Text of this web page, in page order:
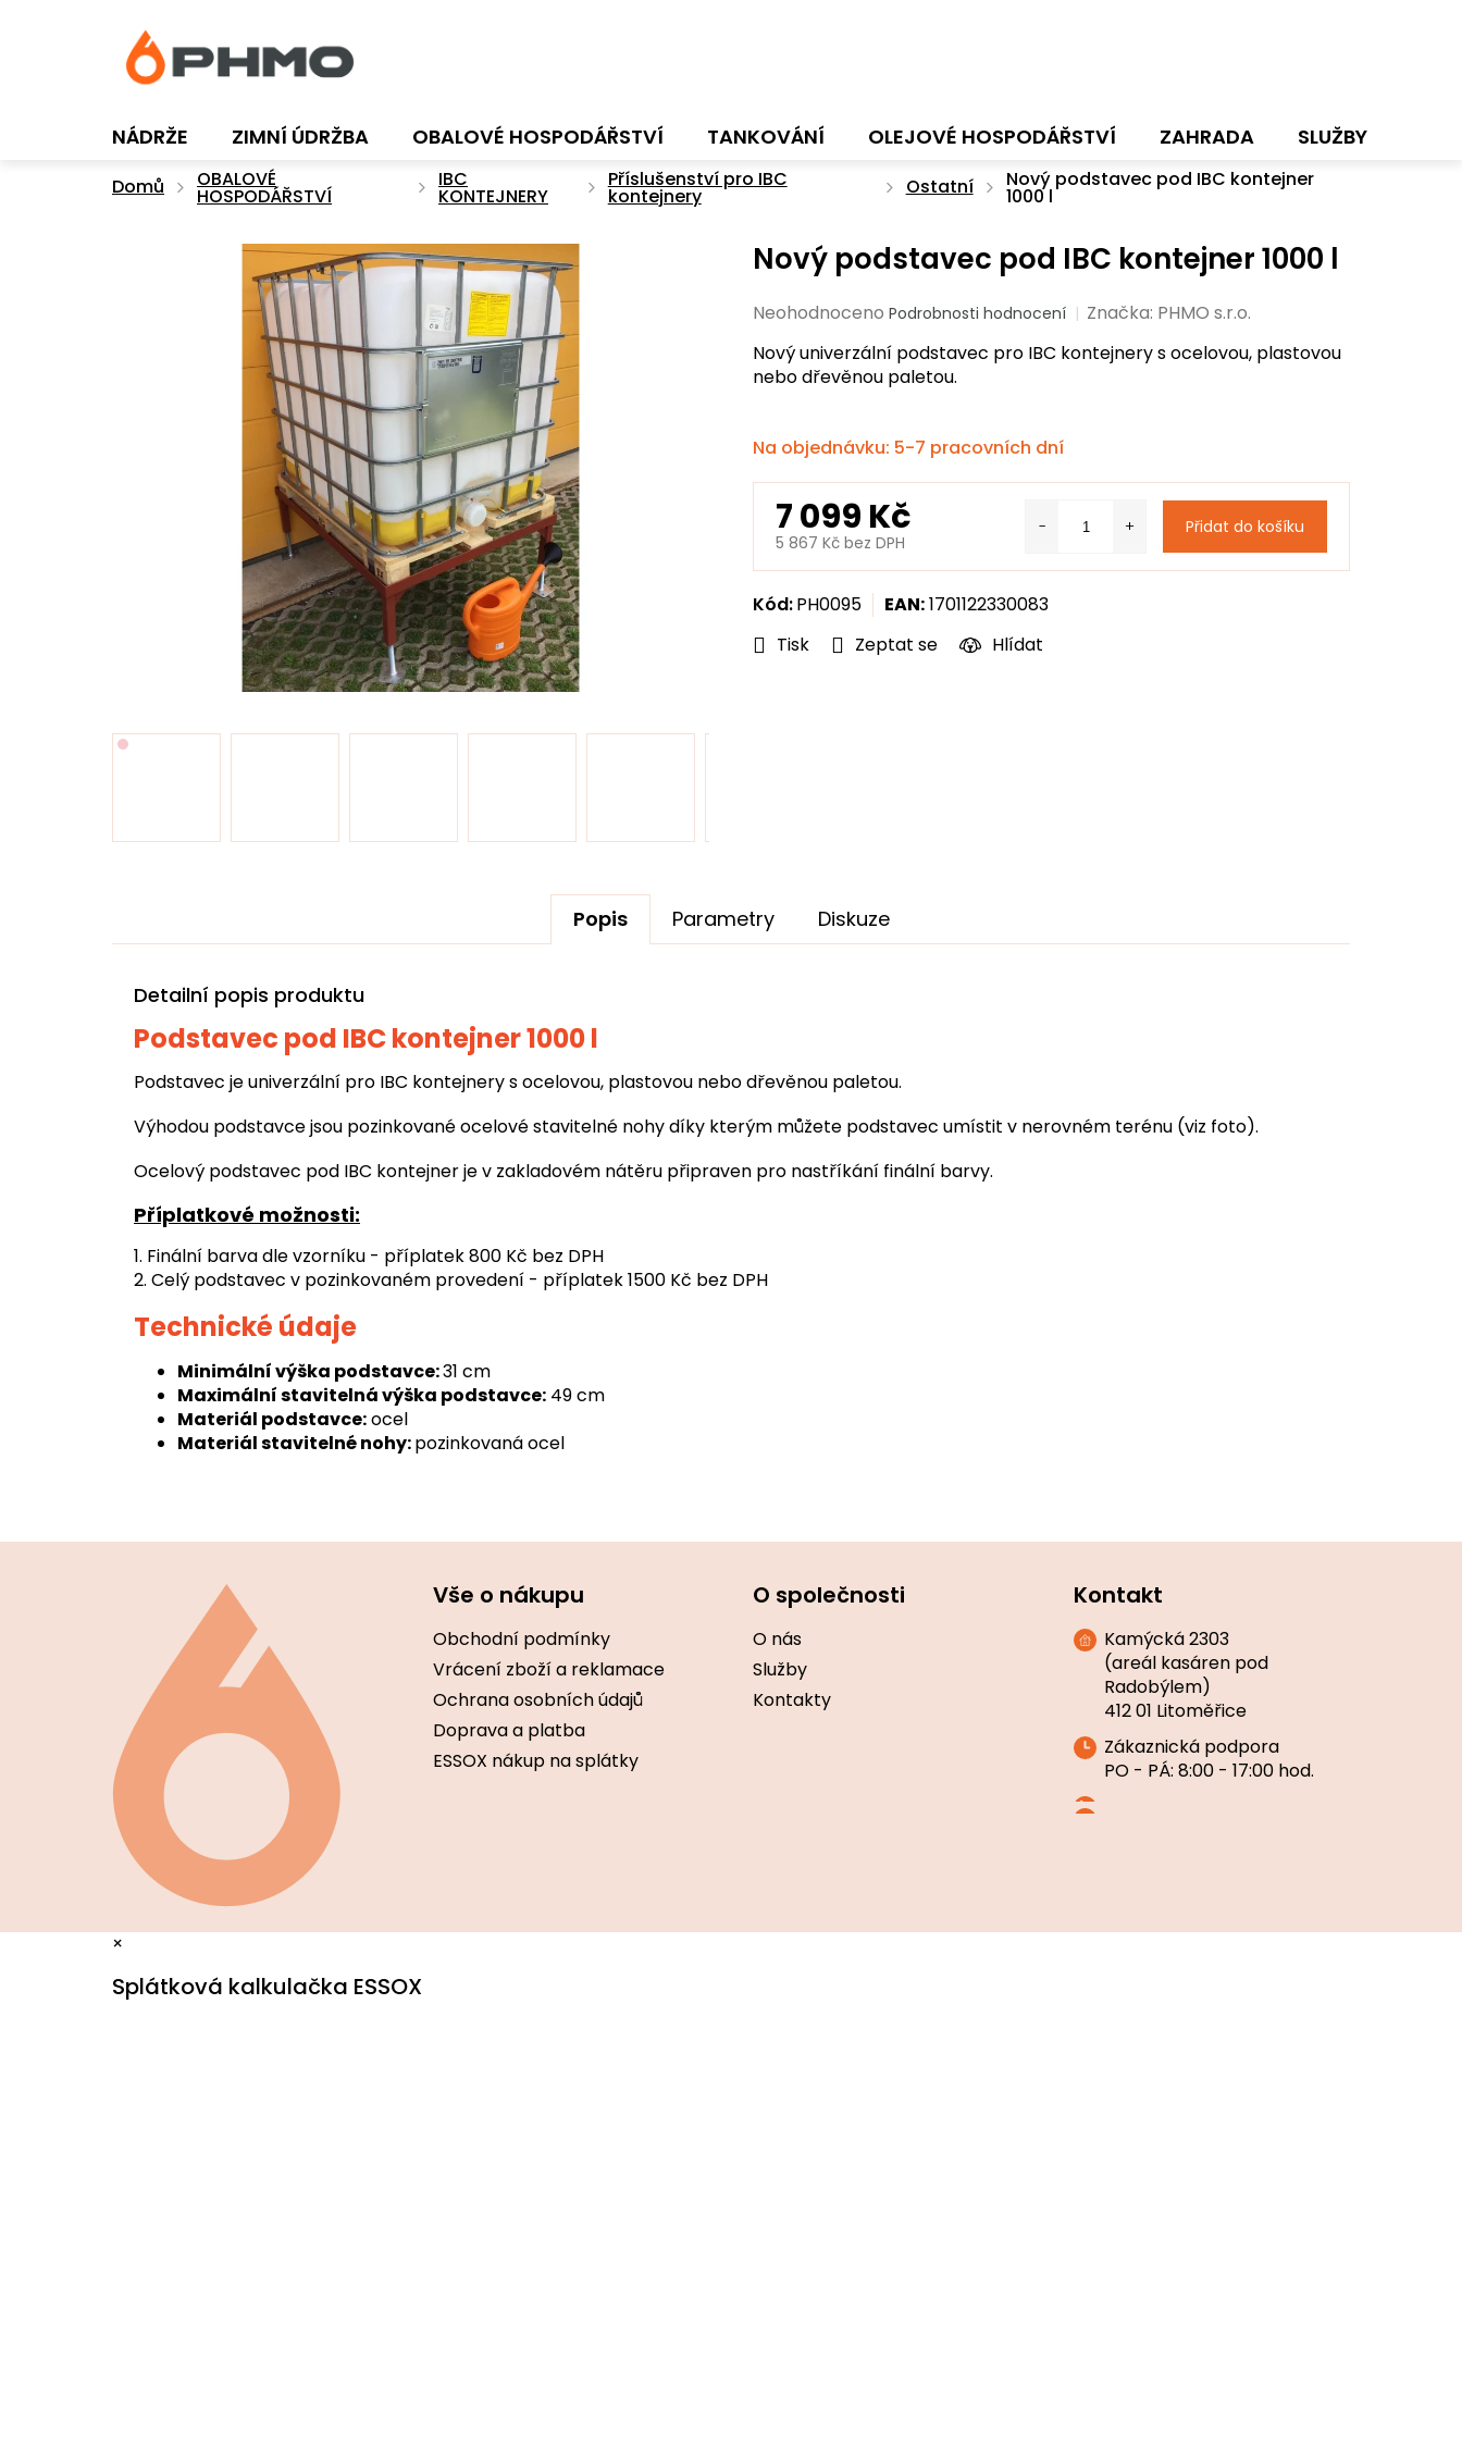
NÁDRŽE ZIMNÍ ÚDRŽBA OBALOVÉ HOSPODÁŘSTVÍ TANKOVÁNÍ OLEJOVÉ HOSPODÁŘSTVÍ ZAHRADA SLUŽBY
Domů OBALOVÉ
HOSPODÁŘSTVÍ
IBC
KONTEJNERY
Příslušenství pro IBC
kontejnery Ostatní Nový podstavec pod IBC kontejner
1000 l
Nový univerzální podstavec pro IBC kontejnery s ocelovou, plastovou
nebo dřevěnou paletou.
Tisk Zeptat se Hlídat
Kód:PH0095 EAN:1701122330083
Na objednávku: 5-7 pracovních dní
7 099 Kč
5 867 Kč bez DPH
Přidat do košíku
Nový podstavec pod IBC kontejner 1000 l
Průměrné
produktu
je
5
hvězdiček.
Neohodnoceno Podrobnosti hodnocení Značka: PHMO s.r.o.
Popis Parametry Diskuze
Detailní popis produktu
Podstavec pod IBC kontejner 1000 l
Podstavec je univerzální pro IBC kontejnery s ocelovou, plastovou nebo dřevěnou paletou.
Výhodou podstavce jsou pozinkované ocelové stavitelné nohy díky kterým můžete podstavec umístit v nerovném terénu (viz foto).
Ocelový podstavec pod IBC kontejner je v zakladovém nátěru připraven pro nastříkání finální barvy.
Příplatkové možnosti:
1. Finální barva dle vzorníku - příplatek 800 Kč bez DPH
2. Celý podstavec v pozinkovaném provedení - příplatek 1500 Kč bez DPH
Technické údaje
Minimální výška podstavce:31 cm
Maximální stavitelná výška podstavce: 49 cm
Materiál podstavce:ocel
Materiál stavitelné nohy:pozinkovaná ocel
Vše o nákupu
Obchodní podmínky
Vrácení zboží a reklamace
Ochrana osobních údajů
Doprava a platba
ESSOX nákup na splátky
O společnosti
O nás
Služby
Kontakty
Kontakt
Kamýcká 2303
(areál kasáren pod
Radobýlem)
412 01 Litoměřice
Zákaznická podpora
PO - PÁ: 8:00 - 17:00 hod.
×
Splátková kalkulačka ESSOX